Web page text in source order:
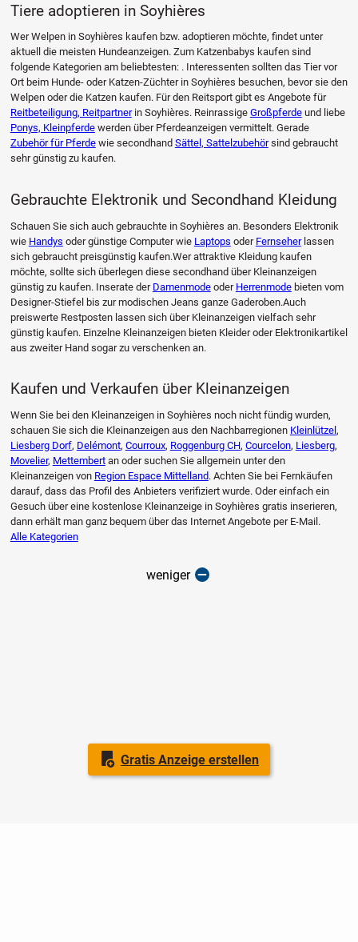
Gratis Anzeige erstellen
Tiere adoptieren in Soyhières
Wer Welpen in Soyhières kaufen bzw. adoptieren möchte, findet unter
aktuell die meisten Hundeanzeigen. Zum Katzenbabys kaufen sind
folgende Kategorien am beliebtesten: . Interessenten sollten das Tier vor
Ort beim Hunde- oder Katzen-Züchter in Soyhières besuchen, bevor sie den
Welpen oder die Katzen kaufen. Für den Reitsport gibt es Angebote für
Reitbeteiligung, Reitpartnerin Soyhières. Reinrassige Großpferdeund liebe
Ponys, Kleinpferdewerden über Pferdeanzeigen vermittelt. Gerade
Zubehör für Pferdewie secondhand Sättel, Sattelzubehörsind gebraucht
sehr günstig zu kaufen.
Gebrauchte Elektronik und Secondhand Kleidung
Schauen Sie sich auch gebrauchte in Soyhières an. Besonders Elektronik
wie Handys oder günstige Computer wie Laptops oder Fernseherlassen
sich gebraucht preisgünstig kaufen.Wer attraktive Kleidung kaufen
möchte, sollte sich überlegen diese secondhand über Kleinanzeigen
günstig zu kaufen. Inserate der Damenmodeoder Herrenmodebieten vom
Designer-Stiefel bis zur modischen Jeans ganze Gaderoben.Auch
preiswerte Restposten lassen sich über Kleinanzeigen vielfach sehr
günstig kaufen. Einzelne Kleinanzeigen bieten Kleider oder Elektronikartikel
aus zweiter Hand sogar zu verschenken an.
Kaufen und Verkaufen über Kleinanzeigen
Wenn Sie bei den Kleinanzeigen in Soyhières noch nicht fündig wurden,
schauen Sie sich die Kleinanzeigen aus den Nachbarregionen Kleinlützel,
Liesberg Dorf, Delémont, Courroux, Roggenburg CH, Courcelon, Liesberg,
Movelier, Mettembertan oder suchen Sie allgemein unter den
Kleinanzeigen von Region Espace Mittelland. Achten Sie bei Fernkäufen
darauf, dass das Profil des Anbieters verifiziert wurde. Oder einfach ein
Gesuch über eine kostenlose Kleinanzeige in Soyhières gratis inserieren,
dann erhält man ganz bequem über das Internet Angebote per E-Mail.
Alle Kategorien
weniger